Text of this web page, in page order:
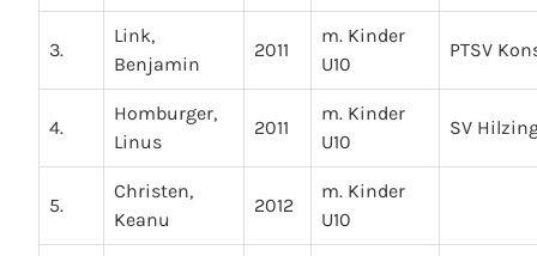
3.
Link,
Benjamin
2011
m. Kinder
U10
PTSV
4.
Homburger,
Linus
2011
m. Kinder
U10
SV
5.
Christen,
Keanu
2012
m. Kinder
U10